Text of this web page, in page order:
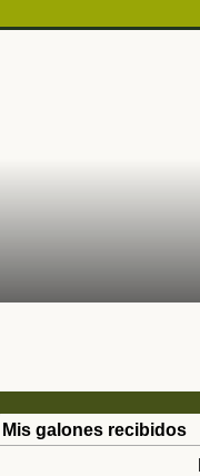
Mis galones recibidos